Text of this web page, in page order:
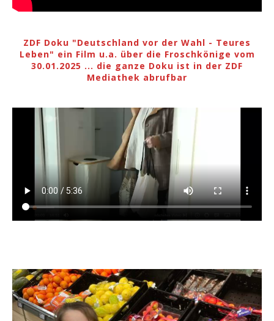
ZDF Doku "Deutschland vor der Wahl - Teures
Leben" ein Film u.a. über die Froschkönige vom
30.01.2025 ... die ganze Doku ist in der ZDF
Mediathek abrufbar